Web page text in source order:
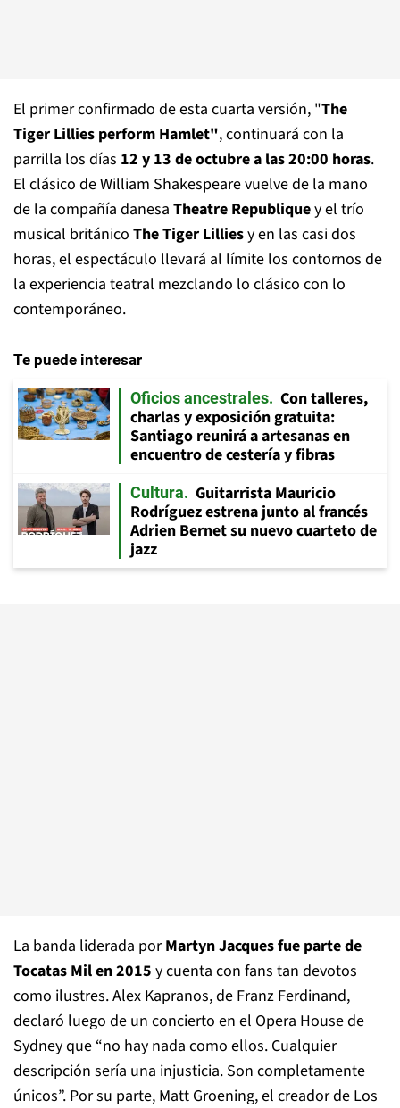
El primer confirmado de esta cuarta versión, "The
Tiger Lillies perform Hamlet", continuará con la
parrilla los días 12 y 13 de octubre a las 20:00 horas.
El clásico de William Shakespeare vuelve de la mano
de la compañía danesa Theatre Republiquey el trío
musical británico The Tiger Lilliesy en las casi dos
horas, el espectáculo llevará al límite los contornos de
la experiencia teatral mezclando lo clásico con lo
contemporáneo.
Te puede interesar
Oficios ancestrales
Con talleres,
charlas y exposición gratuita:
Santiago reunirá a artesanas en
encuentro de cestería y fibras
Cultura
Guitarrista Mauricio
Rodríguez estrena junto al francés
Adrien Bernet su nuevo cuarteto de
jazz
La banda liderada porMartynJacques fue parte de
Tocatas Mil en 2015 y cuenta con fans tan devotos
como ilustres. Alex Kapranos, de Franz Ferdinand,
declaró luego de un concierto en el Opera House de
Sydney que “no hay nada como ellos. Cualquier
descripción sería una injusticia. Son completamente
únicos”. Por su parte, Matt Groening, el creador de Los